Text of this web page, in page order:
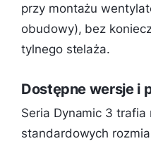
przy montażu
obudowy), bez
tylnego stelaża.
Dostępne wersje i
Seria Dynamic 3
standardowych